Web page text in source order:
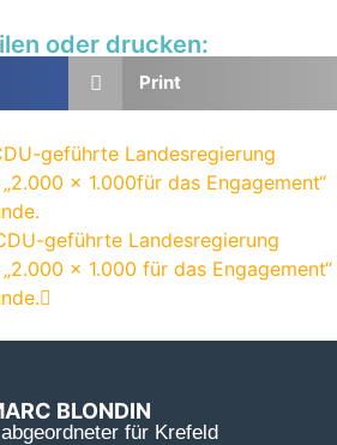
oder drucken:
Print
geführte Landesregierung
x 1.000für das Engagement“
geführte Landesregierung
x 1.000 für das Engagement“
BLONDIN
für Krefeld